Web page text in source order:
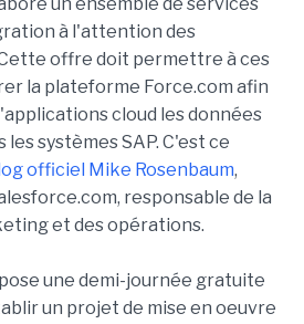
à l'attention des
offre doit permettre à ces
la plateforme Force.com afin
cloud les données
systèmes SAP. C'est ce
officiel Mike Rosenbaum,
responsable de la
et des opérations.
une demi-journée gratuite
un projet de mise en oeuvre